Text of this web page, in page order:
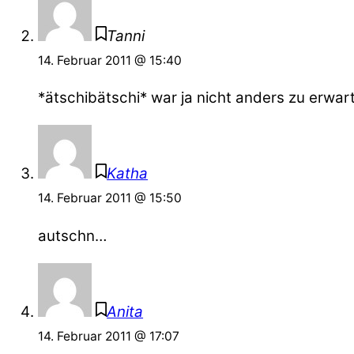
Tanni
14. Februar 2011 @ 15:40
*ätschibätschi* war ja nicht anders zu
Katha
14. Februar 2011 @ 15:50
autschn…
Anita
14. Februar 2011 @ 17:07